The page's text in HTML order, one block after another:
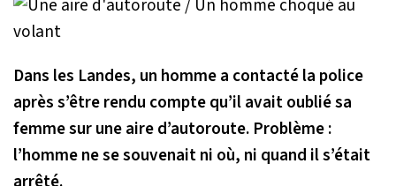
Dans les Landes, un homme a contacté la police
après s’être rendu compte qu’il avait oublié sa
femme sur une aire d’autoroute. Problème :
l’homme ne se souvenait ni où, ni quand il s’était